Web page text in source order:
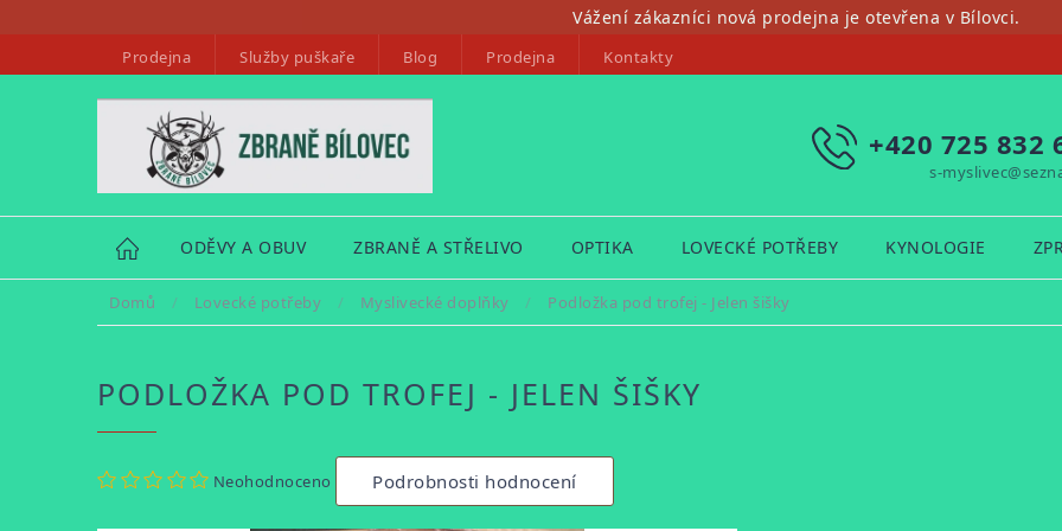
Vážení zákazníci nová prodejna je otevřena v Bílovci.
Prodejna Služby puškaře Blog Prodejna Kontakty
+420 725 832
s-
HOME ODĚVY A OBUV ZBRANĚ A STŘELIVO OPTIKA LOVECKÉ POTŘEBY KYNOLOGIE
Domů / Lovecké potřeby / Myslivecké doplňky / Podložka pod trofej - Jelen šišky
PODLOŽKA POD TROFEJ - JELEN ŠIŠKY
hodnocení
Neohodnoceno Podrobnosti hodnocení